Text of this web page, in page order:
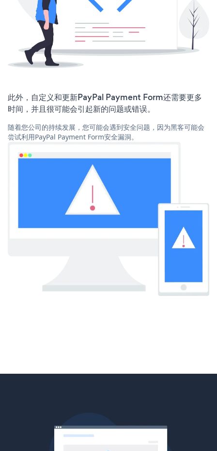
此外，自定义和更新PayPal Payment Form还需要更多
时间，并且很可能会引起新的问题或错误。
随着您公司的持续发展，您可能会遇到安全问题，因为黑客可能会
尝试利用PayPal Payment Form安全漏洞。